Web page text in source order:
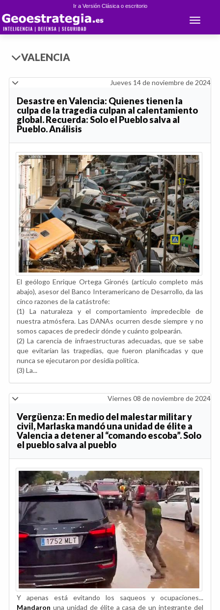
Ir a Versión Clásica o escritorio
Toggle
VALENCIA
Jueves 14 de noviembre de 2024
Desastre en Valencia: Quienes tienen la
culpa de la tragedia culpan al calentamiento
global. Recuerda: Solo el Pueblo salva al
Pueblo. Análisis
El geólogo Enrique Ortega Gironés (artículo completo más
abajo), asesor del Banco Interamericano de Desarrollo, da las
cinco razones de la catástrofe:
(1) La naturaleza y el comportamiento impredecible de
nuestra atmósfera. Las DANAs ocurren desde siempre y no
somos capaces de predecir dónde y cuánto golpearán.
(2) La carencia de infraestructuras adecuadas, que se sabe
que evitarían las tragedias, que fueron planificadas y que
nunca se ejecutaron por desidia política.
(3) La...
Viernes 08 de noviembre de 2024
Vergüenza: En medio del malestar militar y
civil, Marlaska mandó una unidad de élite a
Valencia a detener al “comando escoba”. Solo
el pueblo salva al pueblo
Y apenas está evitando los saqueos y ocupaciones...
Mandaron una unidad de élite a casa de un integrante del